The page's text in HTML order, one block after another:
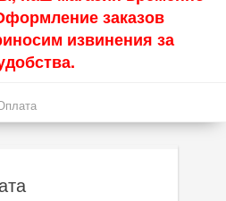
заказов
извинения за